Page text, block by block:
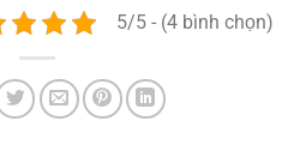
5/5 - (4 bình chọn)